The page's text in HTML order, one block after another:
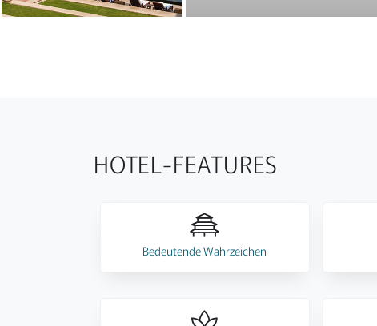
HOTEL-FEATURES
Bedeutende Wahrzeichen